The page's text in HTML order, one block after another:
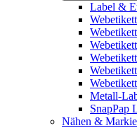
Label &
Metall-
SnapPap
Nähen &